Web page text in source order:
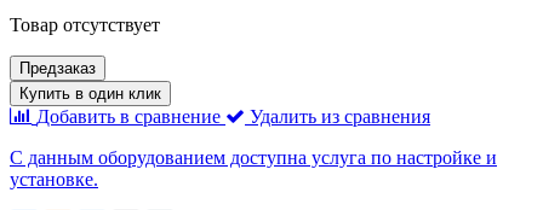
Товар отсутствует
Предзаказ
Купить в один клик
Добавить в сравнение
Удалить из сравнения
С данным оборудованием доступна услуга по настройке и
установке.